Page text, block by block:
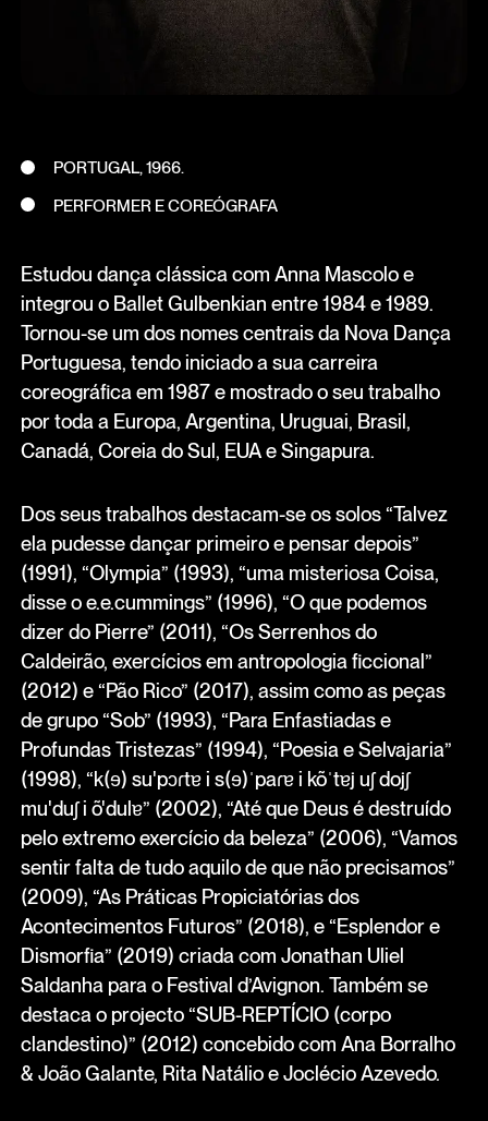
PORTUGAL, 1966.
PERFORMER E COREÓGRAFA
Estudou dança clássica com Anna Mascolo e
integrou o Ballet Gulbenkian entre 1984 e 1989.
Tornou-se um dos nomes centrais da Nova Dança
Portuguesa, tendo iniciado a sua carreira
coreográfica em 1987 e mostrado o seu trabalho
por toda a Europa, Argentina, Uruguai, Brasil,
Canadá, Coreia do Sul, EUA e Singapura.
Dos seus trabalhos destacam-se os solos “Talvez
ela pudesse dançar primeiro e pensar depois”
(1991), “Olympia” (1993), “uma misteriosa Coisa,
disse o e.e.cummings” (1996), “O que podemos
dizer do Pierre” (2011), “Os Serrenhos do
Caldeirão, exercícios em antropologia ficcional”
(2012) e “Pão Rico” (2017), assim como as peças
de grupo “Sob” (1993), “Para Enfastiadas e
Profundas Tristezas” (1994), “Poesia e Selvajaria”
(1998), “k(ɘ) su'pɔɾtɐ i s(ɘ)ˈpaɾɐ i kõˈtɐj uʃ dojʃ
mu'duʃ i õ'dulɐ” (2002), “Até que Deus é destruído
pelo extremo exercício da beleza” (2006), “Vamos
sentir falta de tudo aquilo de que não precisamos”
(2009), “As Práticas Propiciatórias dos
Acontecimentos Futuros” (2018), e “Esplendor e
Dismorfia” (2019) criada com Jonathan Uliel
Saldanha para o Festival d’Avignon. Também se
destaca o projecto “SUB-REPTÍCIO (corpo
clandestino)” (2012) concebido com Ana Borralho
& João Galante, Rita Natálio e Joclécio Azevedo.